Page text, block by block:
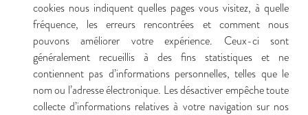
cookies nous indiquent quelles pages vous visitez, à quelle
fréquence, les erreurs rencontrées et comment nous
pouvons améliorer votre expérience. Ceux-ci sont
généralement recueillis à des fins statistiques et ne
contiennent pas d’informations personnelles, telles que le
nom ou l’adresse électronique. Les désactiver empêche toute
collecte d’informations relatives à votre navigation sur nos